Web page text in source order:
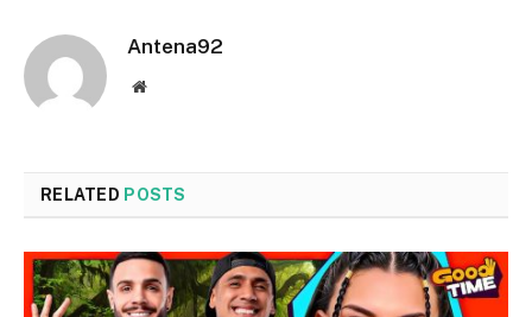
Antena92
Website
RELATED POSTS